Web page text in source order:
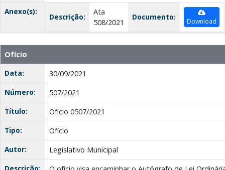
Anexo(s):
Descrição:
Ata
508/2021
Documento: Download
Ofício
Data:
30/09/2021
Número:
507/2021
Título:
Ofício 0507/2021
Tipo:
Ofício
Autor:
Legislativo Municipal